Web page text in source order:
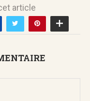
article